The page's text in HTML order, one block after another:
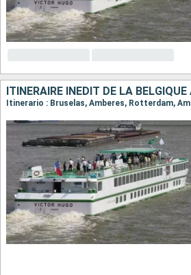
ITINÉRAIRE INÉDIT DE LA
Itinerario : Bruselas, Amberes, Rotterdam,